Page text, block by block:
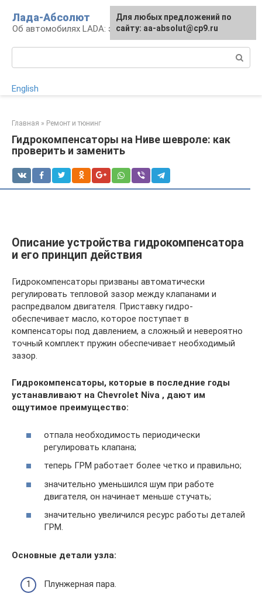
контенту
Лада-Абсолют
Об автомобилях LADA: эксплуатация и сервис
English
Главная » Ремонт и тюнинг
Гидрокомпенсаторы на Ниве шевроле: как
проверить и заменить
Описание устройства гидрокомпенсатора
и его принцип действия
Гидрокомпенсаторы призваны автоматически
регулировать тепловой зазор между клапанами и
распредвалом двигателя. Приставку гидро-
обеспечивает масло, которое поступает в
компенсаторы под давлением, а сложный и невероятно
точный комплект пружин обеспечивает необходимый
зазор.
Гидрокомпенсаторы, которые в последние годы
устанавливают на Chevrolet Niva , дают им
ощутимое преимущество:
отпала необходимость периодически
регулировать клапана;
теперь ГРМ работает более четко и правильно;
значительно уменьшился шум при работе
двигателя, он начинает меньше стучать;
значительно увеличился ресурс работы деталей
ГРМ.
Основные детали узла:
Плунжерная пара.
Для любых предложений по
сайту: aa-absolut@cp9.ru